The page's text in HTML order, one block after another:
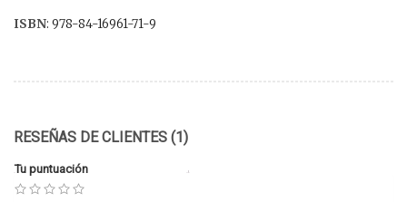
ISBN: 978-84-16961-71-9
RESEÑAS DE CLIENTES (1)
Tu puntuación